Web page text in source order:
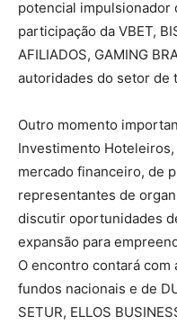
potencial impulsionador
participação da VBET,
AFILIADOS, GAMING
autoridades do setor de
Outro momento
Investimento
mercado financeiro, de
representantes de
discutir oportunidades
expansão para
O encontro contará
fundos nacionais e de
SETUR, ELLOS